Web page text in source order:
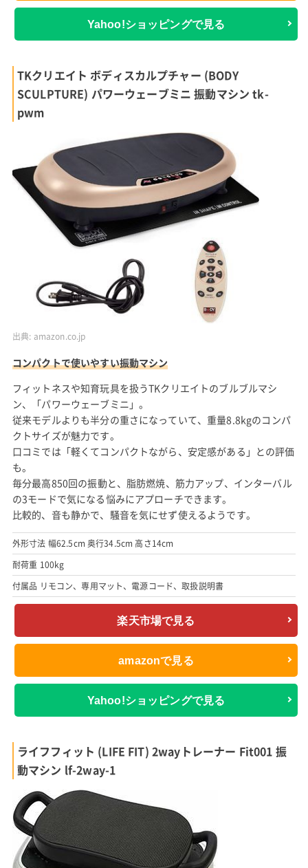
Yahoo!ショッピングで見る
TKクリエイト ボディスカルプチャー (BODY
SCULPTURE) パワーウェーブミニ 振動マシン tk-
pwm
出典: amazon.co.jp
コンパクトで使いやすい振動マシン
フィットネスや知育玩具を扱うTKクリエイトのブルブルマシ
ン、「パワーウェーブミニ」。
従来モデルよりも半分の重さになっていて、重量8.8kgのコンパ
クトサイズが魅力です。
口コミでは「軽くてコンパクトながら、安定感がある」との評価
も。
毎分最高850回の振動と、脂肪燃焼、筋力アップ、インターバル
の3モードで気になる悩みにアプローチできます。
比較的、音も静かで、騒音を気にせず使えるようです。
外形寸法 幅62.5cm 奥行34.5cm 高さ14cm
耐荷重 100kg
付属品 リモコン、専用マット、電源コード、取扱説明書
楽天市場で見る
amazonで見る
Yahoo!ショッピングで見る
ライフフィット (LIFE FIT) 2wayトレーナー Fit001 振
動マシン lf-2way-1